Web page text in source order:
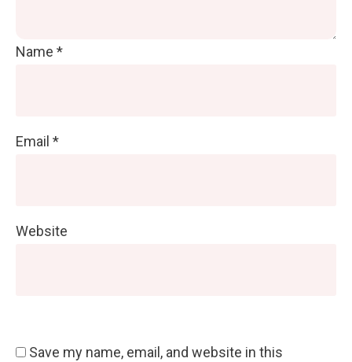
Name *
Email *
Website
Save my name, email, and website in this